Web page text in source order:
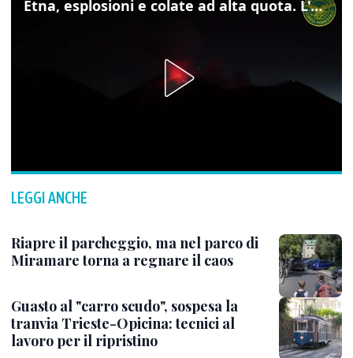
Etna, esplosioni e colate ad alta quota. L'aeroporto di Catania verso la normalità
LEGGI ANCHE
Riapre il parcheggio, ma nel parco di
Miramare torna a regnare il caos
Guasto al "carro scudo", sospesa la
tranvia Trieste-Opicina: tecnici al
lavoro per il ripristino